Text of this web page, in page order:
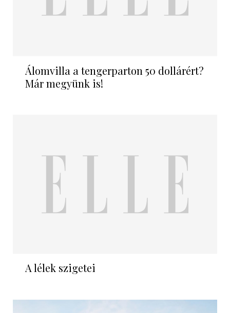
Álomvilla a tengerparton 50 dollárért?
Már megyünk is!
A lélek szigetei